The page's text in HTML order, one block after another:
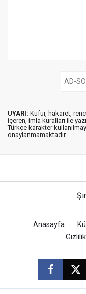
UYARI: Küfür, hakaret,
içeren, imla kuralları ile
Türkçe karakter
onaylanmamaktadır.
Anasayfa